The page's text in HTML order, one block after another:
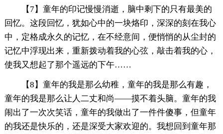
【7】童年的印记慢慢消逝，脑中剩下的只有最美的
回忆。这段回忆，犹如心中的一块烙印，深深的刻在我心
中，定格成永久的记忆，在不经意间，便悄悄的从尘封的
记忆中浮现出来，重新拨动着我的心弦，敲击着我的心，
使我又想起了那个遥远的下午……
【8】童年的我是那么幼稚，童年的我是那么有趣，
童年的我是那么让人二丈和尚——摸不着头脑。童年的我
闹出了一次次笑话，童年的我做出了一件件傻事，但童年
的我还是快乐的，还是深受大家欢迎的。我想回到童年那